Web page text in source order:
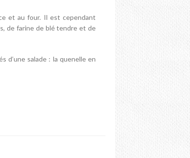
et au four. Il est cependant
de farine de blé tendre et de
d’une salade : la quenelle en